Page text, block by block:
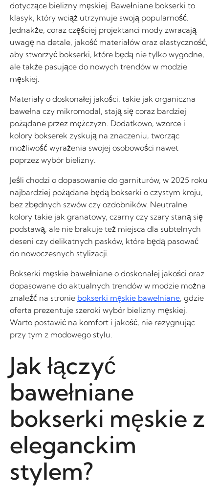
dotyczące bielizny męskiej. Bawełniane bokserki to
klasyk, który wciąż utrzymuje swoją popularność.
Jednakże, coraz częściej projektanci mody zwracają
uwagę na detale, jakość materiałów oraz elastyczność,
aby stworzyć bokserki, które będą nie tylko wygodne,
ale także pasujące do nowych trendów w modzie
męskiej.
Materiały o doskonałej jakości, takie jak organiczna
bawełna czy mikromodal, stają się coraz bardziej
pożądane przez mężczyzn. Dodatkowo, wzorce i
kolory bokserek zyskują na znaczeniu, tworząc
możliwość wyrażenia swojej osobowości nawet
poprzez wybór bielizny.
Jeśli chodzi o dopasowanie do garniturów, w 2025 roku
najbardziej pożądane będą bokserki o czystym kroju,
bez zbędnych szwów czy ozdobników. Neutralne
kolory takie jak granatowy, czarny czy szary staną się
podstawą, ale nie brakuje też miejsca dla subtelnych
deseni czy delikatnych pasków, które będą pasować
do nowoczesnych stylizacji.
Bokserki męskie bawełniane o doskonałej jakości oraz
dopasowane do aktualnych trendów w modzie można
znaleźć na stronie bokserki męskie bawełniane, gdzie
oferta prezentuje szeroki wybór bielizny męskiej.
Warto postawić na komfort i jakość, nie rezygnując
przy tym z modowego stylu.
Jak łączyć
bawełniane
bokserki męskie z
eleganckim
stylem?